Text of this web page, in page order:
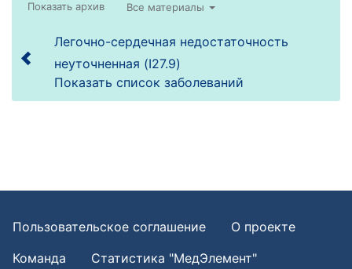
Все материалы
Легочно-сердечная недостаточность
неуточненная (I27.9)
Показать список заболеваний
Пользовательское соглашение
О проекте
Команда
Статистика "МедЭлемент"